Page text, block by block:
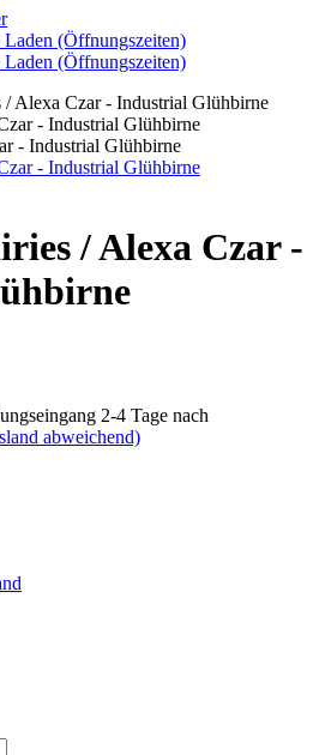
(Öffnungszeiten)
(Öffnungszeiten)
/ Alexa Czar - Industrial Glühbirne
- Industrial Glühbirne
/ Alexa Czar -
2-4 Tage nach
abweichend)